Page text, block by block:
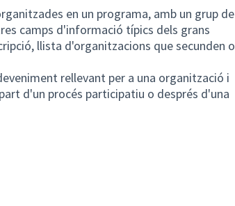
en un programa, amb un grup de
camps d'informació típics dels grans
llista d'organitzacions que secunden o
rellevant per a una organització i
d'un procés participatiu o després d'una